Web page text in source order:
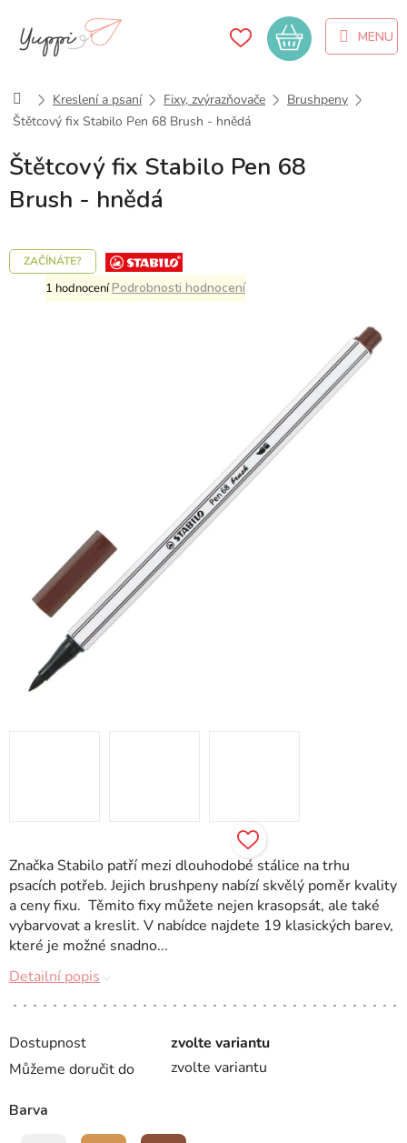
obsah
Nákupní
košík
DomůKreslení a psaní Fixy, zvýrazňovače
Brushpeny
Štětcový fix Stabilo Pen 68 Brush - hnědá
Štětcový fix Stabilo Pen 68
Brush - hnědá
Průměrné
hodnocení
1 hodnoceníPodrobnosti hodnocení
Dostupnost
zvolte variantu
Můžeme doručit do
zvolte variantu
Barva
Značka Stabilo patří mezi dlouhodobé stálice na trhu
psacích potřeb. Jejich brushpeny nabízí skvělý poměr kvality
a ceny fixu. Těmito fixy můžete nejen krasopsát, ale také
vybarvovat a kreslit. V nabídce najdete 19 klasických barev,
které je možné snadno...
Detailní popis